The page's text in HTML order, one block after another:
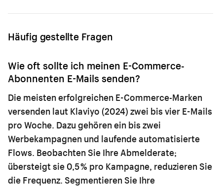
Häufig gestellte Fragen
Wie oft sollte ich meinen E-Commerce-
Abonnenten E-Mails senden?
Die meisten erfolgreichen E-Commerce-Marken
versenden laut Klaviyo (2024) zwei bis vier E-Mails
pro Woche. Dazu gehören ein bis zwei
Werbekampagnen und laufende automatisierte
Flows. Beobachten Sie Ihre Abmelderate;
übersteigt sie 0,5 % pro Kampagne, reduzieren Sie
die Frequenz. Segmentieren Sie Ihre